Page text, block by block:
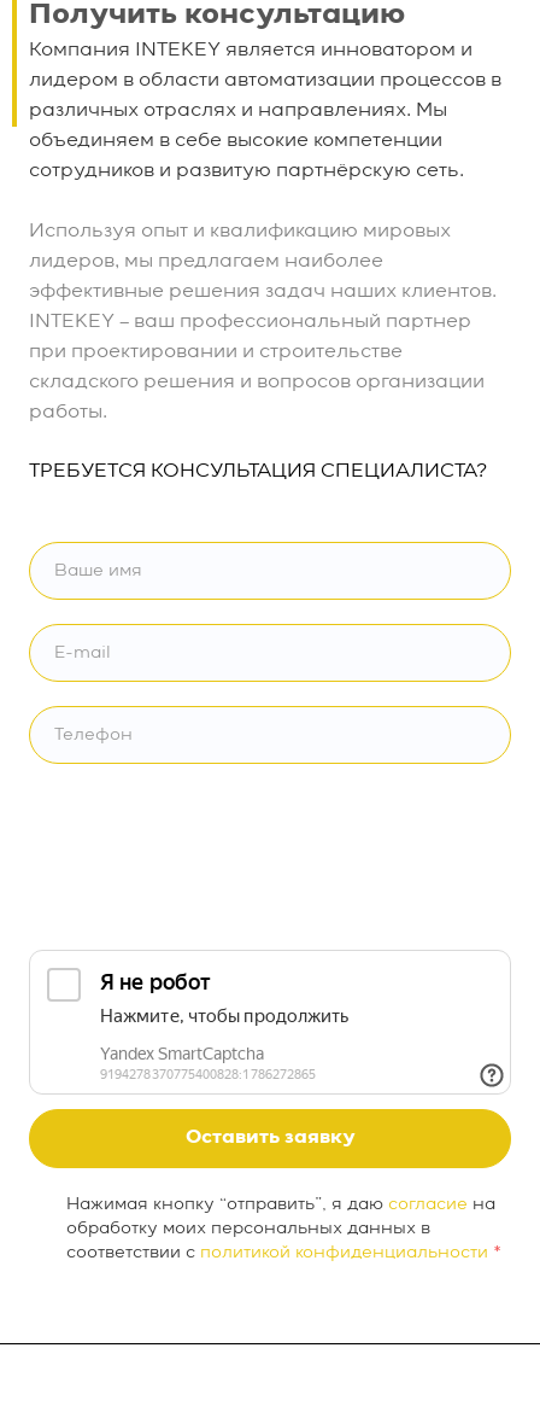
Получить консультацию
Компания INTEKEY является инноватором и
лидером в области автоматизации процессов в
различных отраслях и направлениях. Мы
объединяем в себе высокие компетенции
сотрудников и развитую партнёрскую сеть.
Используя опыт и квалификацию мировых
лидеров, мы предлагаем наиболее
эффективные решения задач наших клиентов.
INTEKEY – ваш профессиональный партнер
при проектировании и строительстве
складского решения и вопросов организации
работы.
ТРЕБУЕТСЯ КОНСУЛЬТАЦИЯ СПЕЦИАЛИСТА?
Оставить заявку
Нажимая кнопку “отправить”, я даю согласие на
обработку моих персональных данных в
соответствии с политикой конфиденциальности *